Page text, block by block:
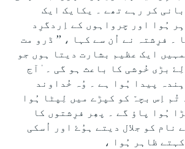
کر رہے تھے ۔ یکایک ایک
ہُوا اور چرواہوں کے اِردگرِد
۔ فرِشتہ نے اُن سے کہا ، ’’ ڈرو مت
ایک عظیم بشارت دیتا ہوں جو
بڑی خُوشی کا باعث ہو گی ۔ ٰآج
پیدا ہُوا ہے ۔ وُہ خُداوند
تُم اِس بچہّ کو کپڑے میں لِپٹا ہُوا
ہُوا پاؤ گے ۔ پھِر فرِشتوں کا
نام کو جلال دیتے ہوُۓ اور اُسکی
ظاہر ہُوا ،